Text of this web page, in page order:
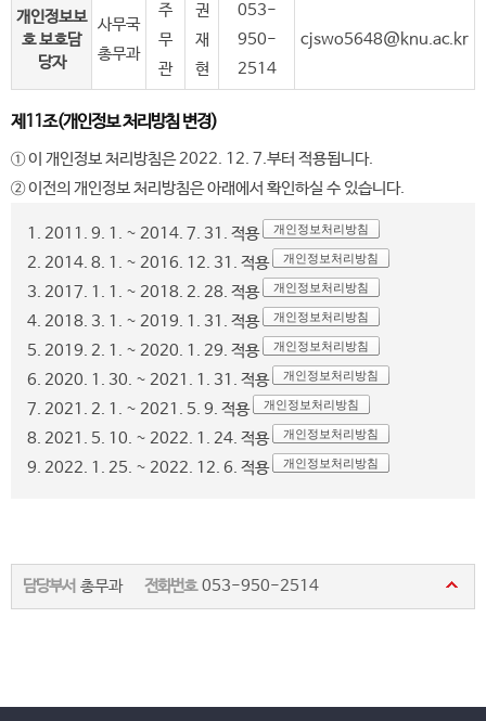
개인정보보
호 보호담
당자
사무국
총무과
주
무
관
권
재
현
053-
950-
2514
cjswo5648@knu.ac.kr
제11조(개인정보 처리방침 변경)
① 이 개인정보 처리방침은 2022. 12. 7.부터 적용됩니다.
② 이전의 개인정보 처리방침은 아래에서 확인하실 수 있습니다.
1. 2011. 9. 1. ~ 2014. 7. 31. 적용 개인정보처리방침
2. 2014. 8. 1. ~ 2016. 12. 31. 적용 개인정보처리방침
3. 2017. 1. 1. ~ 2018. 2. 28. 적용 개인정보처리방침
4. 2018. 3. 1. ~ 2019. 1. 31. 적용 개인정보처리방침
5. 2019. 2. 1. ~ 2020. 1. 29. 적용 개인정보처리방침
6. 2020. 1. 30. ~ 2021. 1. 31. 적용 개인정보처리방침
7. 2021. 2. 1. ~ 2021. 5. 9. 적용 개인정보처리방침
8. 2021. 5. 10. ~ 2022. 1. 24. 적용 개인정보처리방침
9. 2022. 1. 25. ~ 2022. 12. 6. 적용 개인정보처리방침
담당부서 총무과 전화번호 053-950-2514